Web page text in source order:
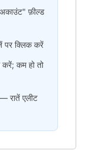
फ़ील्ड
पर क्लिक करें
करें; कम हो तो
रातें एलीट